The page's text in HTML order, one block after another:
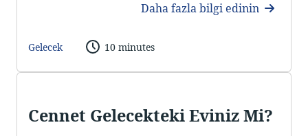
Daha fazla bilgi edinin
Gelecek 10 minutes
Cennet Gelecekteki Eviniz Mi?